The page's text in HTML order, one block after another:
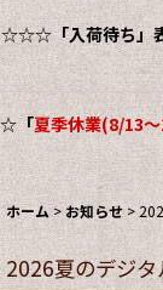
☆☆☆「入荷待ち」
☆ 「夏季休業(8/13
ホーム > お知らせ >
2026夏のデジ